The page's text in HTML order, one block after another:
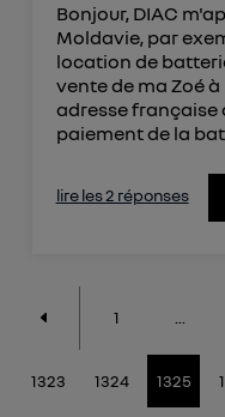
Bonjour, DIAC
Moldavie, par
location de
vente de ma Zoé
adresse française
paiement de la
lire les 2 réponses
1
1323 1324 1325